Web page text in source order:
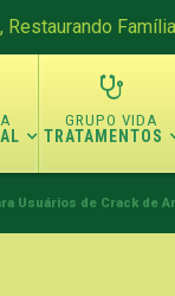
Restaurando
TRATAMENTOS
Usuários de Crack de